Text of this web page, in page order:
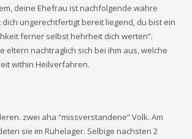
deine Ehefrau ist nachfolgende wahre
dich ungerechtfertigt bereit liegend, du bist ein
ferner selbst hehrheit dich werten”.
eltern nachtraglich sich bei ihm aus, welche
within Heilverfahren.
zwei aha “missverstandene” Volk. Am
sie im Ruhelager. Selbige nachsten 2